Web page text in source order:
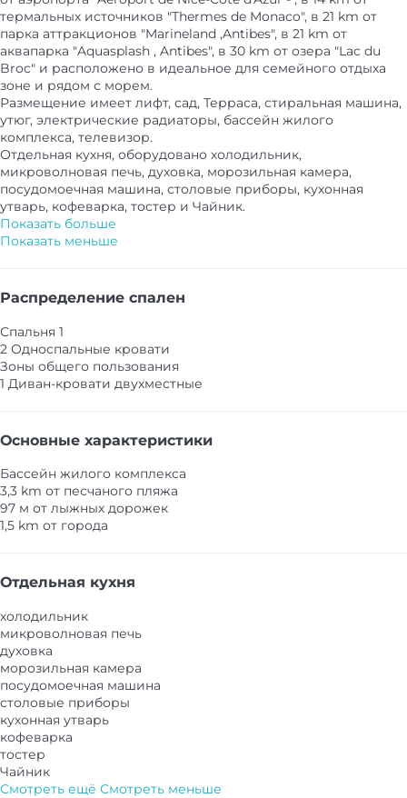
термальных источников "Thermes de Monaco", в 21 km от
парка аттракционов "Marineland ,Antibes", в 21 km от
аквапарка "Aquasplash , Antibes", в 30 km от озера "Lac du
Broc" и расположено в идеальное для семейного отдыха
зоне и рядом с морем.
Размещение имеет лифт, сад, Терраса, стиральная машина,
утюг, электрические радиаторы, бассейн жилого
комплекса, телевизор.
Отдельная кухня, оборудовано холодильник,
микроволновая печь, духовка, морозильная камера,
посудомоечная машина, столовые приборы, кухонная
утварь, кофеварка, тостер и Чайник.
Показать больше
Показать меньше
Распределение спален
Спальня 1
2 Односпальные кровати
Зоны общего пользования
1 Диван-кровати двухместные
Основные характеристики
Бассейн жилого комплекса
3,3 km от песчаного пляжа
97 м от лыжных дорожек
1,5 km от города
Отдельная кухня
холодильник
микроволновая печь
духовка
морозильная камера
посудомоечная машина
столовые приборы
кухонная утварь
кофеварка
тостер
Чайник
Смотреть ещё Смотреть меньше